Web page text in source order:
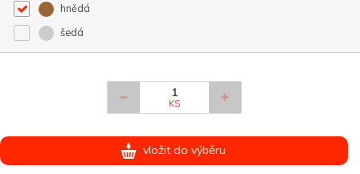
hnědá
šedá
KS
vložit do výběru